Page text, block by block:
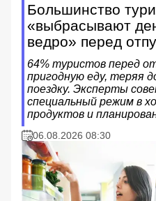
Большинство
«выбрасывают
ведро» перед
64% туристов перед
пригодную еду, теряя
поездку. Эксперты
специальный режим в
продуктов и
06.08.2026 08:30